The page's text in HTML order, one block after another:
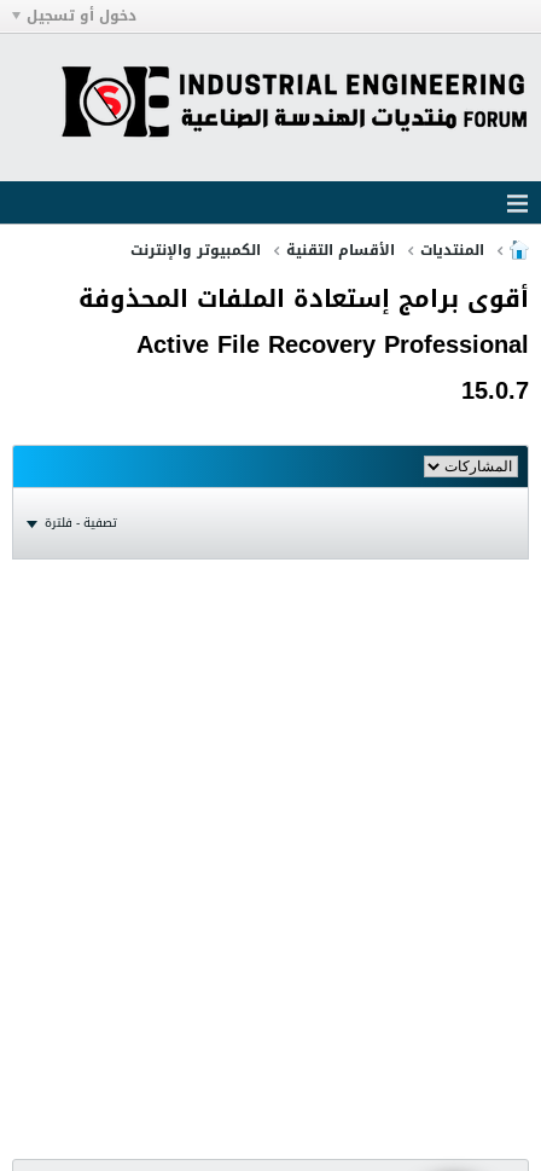
دخول أو تسجيل
المنتديات الأقسام التقنية الكمبيوتر والإنترنت
أقوى برامج إستعادة الملفات المحذوفة
Active File Recovery Professional
15.0.7
تصفية - فلترة